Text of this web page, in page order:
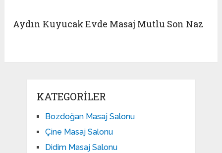
Aydın Kuyucak Evde Masaj Mutlu Son Naz
KATEGORILER
Bozdoğan Masaj Salonu
Çine Masaj Salonu
Didim Masaj Salonu